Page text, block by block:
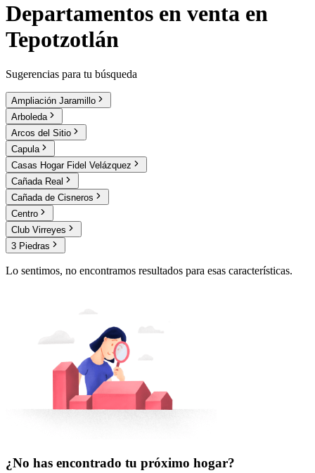
Departamentos en venta en
Tepotzotlán
Sugerencias para tu búsqueda
Ampliación Jaramillo
Arboleda
Arcos del Sitio
Capula
Casas Hogar Fidel Velázquez
Cañada Real
Cañada de Cisneros
Centro
Club Virreyes
3 Piedras
Lo sentimos, no encontramos resultados para esas características.
¿No has encontrado tu próximo hogar?